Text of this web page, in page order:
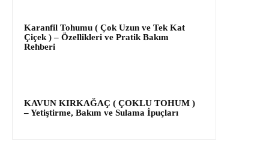
Karanfil Tohumu ( Çok Uzun ve Tek Kat
Çiçek ) – Özellikleri ve Pratik Bakım
Rehberi
KAVUN KIRKAĞAÇ ( ÇOKLU TOHUM )
– Yetiştirme, Bakım ve Sulama İpuçları